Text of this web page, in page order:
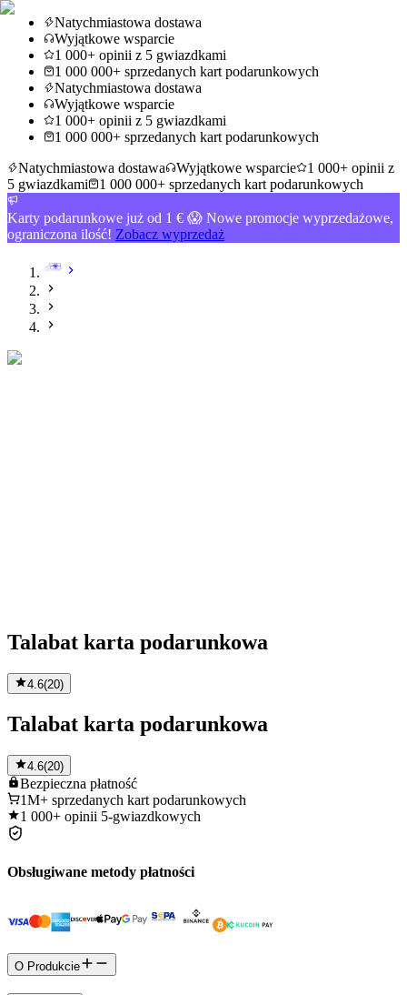
Natychmiastowa dostawa
Wyjątkowe wsparcie
1 000+ opinii z 5 gwiazdkami
1 000 000+ sprzedanych kart podarunkowych
Natychmiastowa dostawa
Wyjątkowe wsparcie
1 000+ opinii z 5 gwiazdkami
1 000 000+ sprzedanych kart podarunkowych
Natychmiastowa dostawa
Wyjątkowe wsparcie
1 000+ opinii z
5 gwiazdkami
1 000 000+ sprzedanych kart podarunkowych
Karty podarunkowe już od 1 € 😱 Nowe promocje wyprzedażowe,
ograniczona ilość! Zobacz wyprzedaż
Talabat karta podarunkowa
4.6(20)
Talabat karta podarunkowa
4.6(20)
Bezpieczna płatność
1M+ sprzedanych kart podarunkowych
1 000+ opinii 5-gwiazdkowych
Obsługiwane metody płatności
O Produkcie